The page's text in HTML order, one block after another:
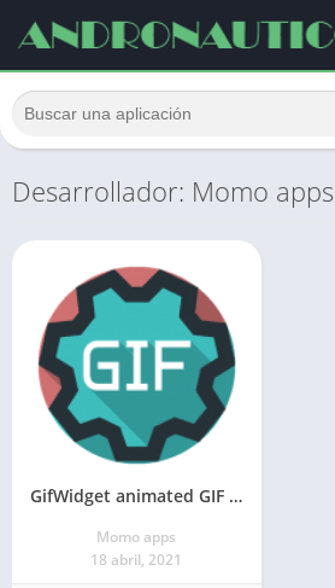
Desarrollador: Momo apps
GifWidget animated GIF widget
Momo apps
18 abril, 2021